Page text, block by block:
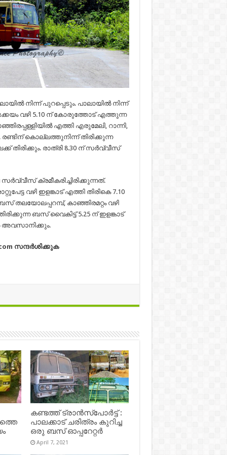
നിന്ന് പുറപ്പെടും. പാലായിൽ നിന്ന്
വഴി 5.10 ന് കോരുത്തോട് എത്തുന്ന
എത്തി എരുമേലി, റാന്നി,
കൊല്ലത്തുനിന്ന് തിരിക്കുന്ന
തിരിക്കും. രാത്രി 8.30 ന് സർവ്വീസ്
ക്രമീകരിച്ചിരിക്കുന്നത്.
വഴി ഇളങ്കാട് എത്തി തിരികെ 7.10
തലയോലപ്പറമ്പ്, കാഞ്ഞിരമറ്റം വഴി
ബസ് വൈകിട്ട് 5.25 ന് ഇളങ്കാട്
അവസാനിക്കും.
സന്ദര്‍ശിക്കുക
കണ്ടത്ത് ട്രാൻസ്‌പോർട്ട് :
പാലക്കാട് ചരിത്രം കുറിച്ച
ഒരു ബസ് ഓപ്പറേറ്റർ
April 7, 2021